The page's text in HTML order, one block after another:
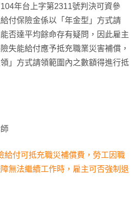
年台上字第2311號判決可資參
付保險金係以「年金型」方式請
否達平均餘命存有疑問，因此雇主
失能給付應予抵充職業災害補償，
」方式請領範圍內之數額得進行抵
給付可抵充職災補償費，勞工因職
無法繼續工作時，雇主可否強制退